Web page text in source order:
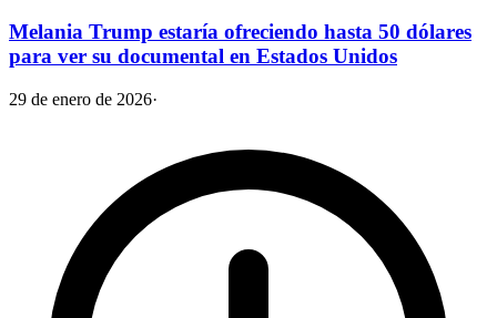
Melania Trump estaría ofreciendo hasta 50 dólares
para ver su documental en Estados Unidos
29 de enero de 2026·